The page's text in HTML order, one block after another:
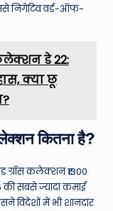
निगेटिव वर्ड-ऑफ-
डे 22:
क्या छू
कितना है?
ग्रॉस कलेक्शन ₹1300
सबसे ज्यादा कमाई
विदेशों में भी शानदार